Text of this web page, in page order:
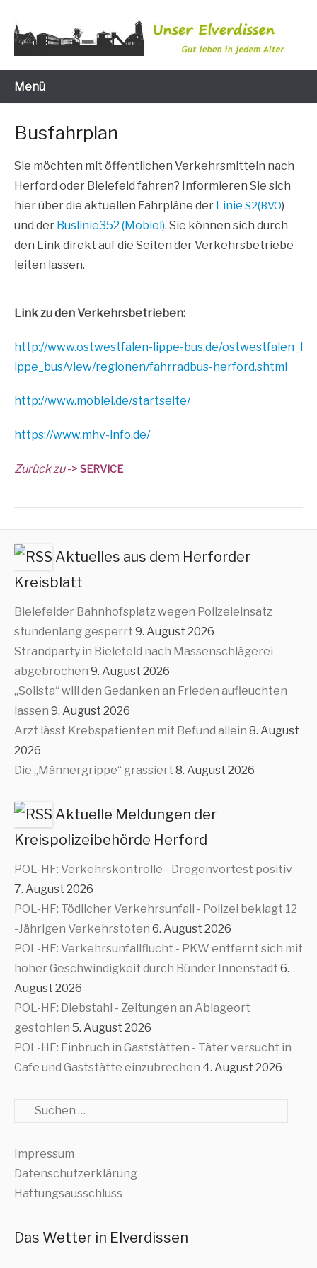
Inhalt
wechseln
Unser Elverdissen
Menü
Busfahrplan
Sie möch­ten mit öffent­li­chen Ver­kehrs­mit­teln nach
Her­ford oder Bie­le­feld fah­ren? Infor­mie­ren Sie sich
hier über die aktu­el­len Fahr­plä­ne der Linie S2(BVO)
und der Buslinie352 (Mobiel). Sie kön­nen sich durch
den Link direkt auf die Sei­ten der Ver­kehrs­be­trie­be
lei­ten lassen.
Link zu den Verkehrsbetrieben:
http://​www​.ost​west​fa​len​-lip​pe​-bus​.de/​o​s​t​w​e​s​t​f​a​l​e​n​_​l​
i​p​p​e​_​b​u​s​/​v​i​e​w​/​r​e​g​i​o​n​e​n​/​f​a​h​r​r​a​d​b​u​s​-​h​e​r​f​o​r​d​.​s​h​tml
http://​www​.mobiel​.de/​s​t​a​r​t​s​e​i​te/
https://​www​.mhv​-info​.de/
Zurück zu-> SERVICE
Aktuelles aus dem Herforder
Kreisblatt
Bielefelder Bahnhofsplatz wegen Polizeieinsatz
stundenlang gesperrt 9. August 2026
Strandparty in Bielefeld nach Massenschlägerei
abgebrochen 9. August 2026
„Solista“ will den Gedanken an Frieden aufleuchten
lassen 9. August 2026
Arzt lässt Krebspatienten mit Befund allein 8. August
2026
Die „Männergrippe“ grassiert 8. August 2026
Aktuelle Meldungen der
Kreispolizeibehörde Herford
POL-HF: Verkehrskontrolle - Drogenvortest positiv
7. August 2026
POL-HF: Tödlicher Verkehrsunfall - Polizei beklagt 12
-Jährigen Verkehrstoten 6. August 2026
POL-HF: Verkehrsunfallflucht - PKW entfernt sich mit
hoher Geschwindigkeit durch Bünder Innenstadt 6.
August 2026
POL-HF: Diebstahl - Zeitungen an Ablageort
gestohlen 5. August 2026
POL-HF: Einbruch in Gaststätten - Täter versucht in
Cafe und Gaststätte einzubrechen 4. August 2026
Suche
Impressum
Datenschutzerklärung
Haftungsausschluss
Das Wetter in Elverdissen